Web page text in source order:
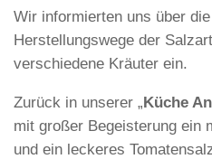
Wir informierten uns über
Herstellungswege der
verschiedene Kräuter ein.
Zurück in unserer „Küche
mit großer Begeisterung ein
und ein leckeres